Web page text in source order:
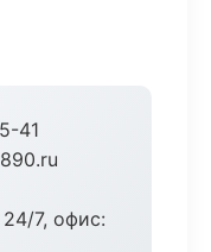
41
7, офис: